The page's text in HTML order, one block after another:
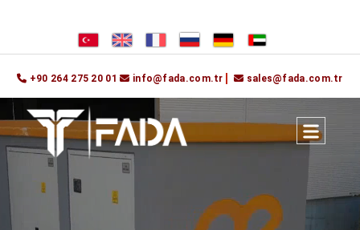
+90 264 275 20 01 info@fada.com.tr sales@fada.com.tr